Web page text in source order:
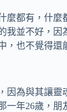
麼都有，什麼
我並不好，因
，也不覺得還
因為與其讓靈
一年26歲，朋